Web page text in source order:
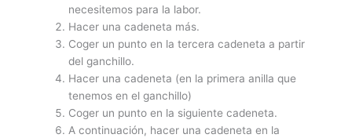
necesitemos para la labor.
Hacer una cadeneta más.
Coger un punto en la tercera cadeneta a partir
del ganchillo.
Hacer una cadeneta (en la primera anilla que
tenemos en el ganchillo)
Coger un punto en la siguiente cadeneta.
A continuación, hacer una cadeneta en la